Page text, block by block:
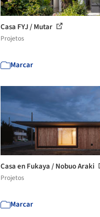
Casa FYJ / Mutar
Projetos
Marcar
Casa en Fukaya / Nobuo Araki
Projetos
Marcar